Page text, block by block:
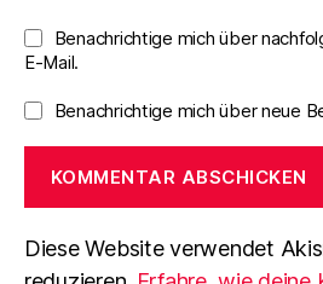
Benachrichtige mich über
E-Mail.
Benachrichtige mich über neue
Diese Website verwendet